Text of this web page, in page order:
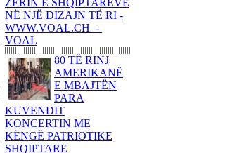
SHQIPËRISË - BASHKË
NË KANË
80 AMERIKANË
KËNDOJNË SOT PARA
KUVENDIT TË
SHQIPËRISË KËNGË
ZËRIN E SHQIPTARËVE
NË NJË DIZAJN TË RI -
WWW.VOAL.CH -
VOAL
80 TË RINJ
AMERIKANË
E MBAJTËN
PARA
KUVENDIT
KONCERTIN ME
KËNGË PATRIOTIKE
SHQIPTARE